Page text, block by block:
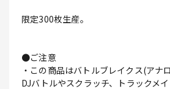
限定300枚生産。
●ご注意
・この商品はバトルブレイクス(アナ
DJバトルやスクラッチ、トラックメ